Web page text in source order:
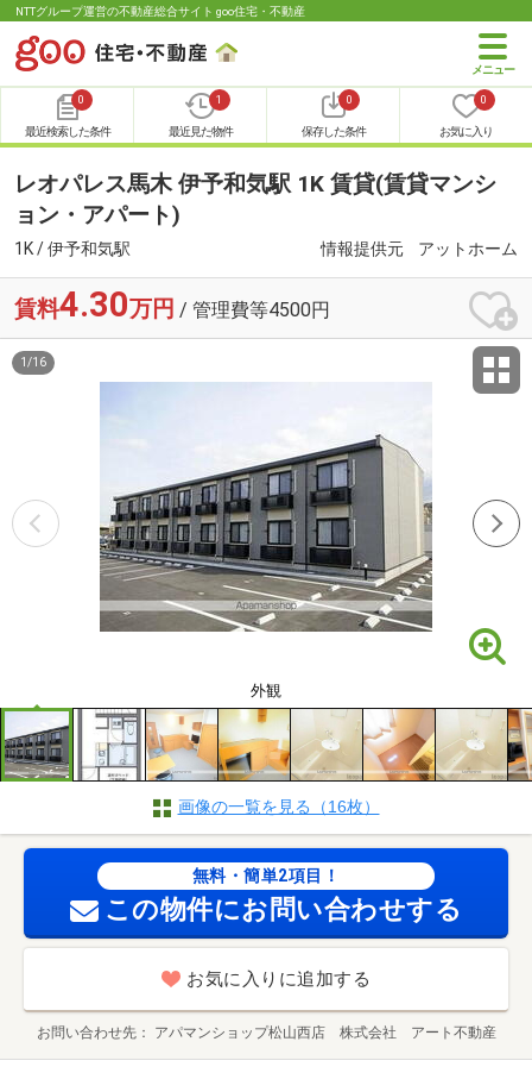
NTTグループ運営の不動産総合サイト goo住宅・不動産
0
最近検索した条件
1
最近見た物件
0
保存した条件
0
お気に入り
レオパレス馬木 伊予和気駅 1K 賃貸(賃貸マンシ
ョン・アパート)
1K / 伊予和気駅 情報提供元 アットホーム
賃料4.30万円 / 管理費等4500円
外観
1 /16
画像の一覧を見る（16枚）
無料・簡単2項目！
この物件にお問い合わせする
お気に入りに追加する
お問い合わせ先 アパマンショップ松山西店 株式会社 アート不動産